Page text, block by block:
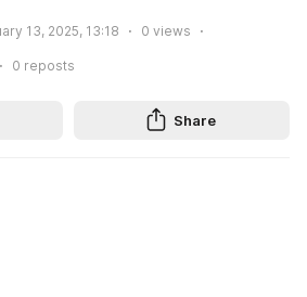
13, 2025, 13:18 0 views
0 reposts
Share